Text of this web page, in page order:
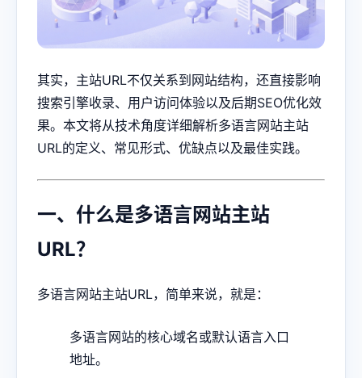
其实，主站URL不仅关系到网站结构，还直接影响
搜索引擎收录、用户访问体验以及后期SEO优化效
果。本文将从技术角度详细解析多语言网站主站
URL的定义、常见形式、优缺点以及最佳实践。
一、什么是多语言网站主站
URL？
多语言网站主站URL，简单来说，就是：
多语言网站的核心域名或默认语言入口
地址。